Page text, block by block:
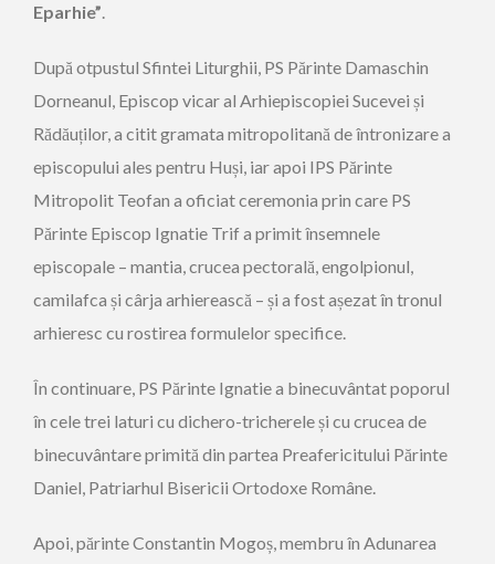
Eparhie”.
După otpustul Sfintei Liturghii, PS Părinte Damaschin
Dorneanul, Episcop vicar al Arhiepiscopiei Sucevei și
Rădăuților, a citit gramata mitropolitană de întronizare a
episcopului ales pentru Huși, iar apoi IPS Părinte
Mitropolit Teofan a oficiat ceremonia prin care PS
Părinte Episcop Ignatie Trif a primit însemnele
episcopale – mantia, crucea pectorală, engolpionul,
camilafca și cârja arhierească – și a fost așezat în tronul
arhieresc cu rostirea formulelor specifice.
În continuare, PS Părinte Ignatie a binecuvântat poporul
în cele trei laturi cu dichero-tricherele și cu crucea de
binecuvântare primită din partea Preafericitului Părinte
Daniel, Patriarhul Bisericii Ortodoxe Române.
Apoi, părinte Constantin Mogoș, membru în Adunarea